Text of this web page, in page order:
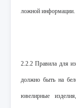
ложной информации.
2.2.2 Правила для
должно быть на
ювелирные